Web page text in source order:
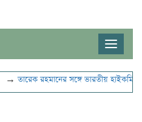
Toggle
→তারেক রহমানের সঙ্গে ভারতীয়